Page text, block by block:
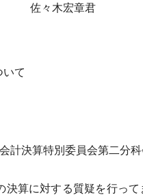
佐々木宏章君
て
決算特別委員会第二分科
算に対する質疑を行っ